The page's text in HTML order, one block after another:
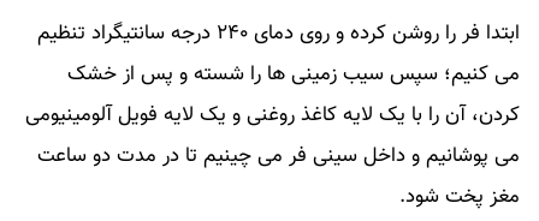
ابتدا فر را روشن کرده و روی دمای ۲۴۰ درجه سانتیگراد تنظیم
می کنیم؛ سپس سیب زمینی ها را شسته و پس از خشک
کردن، آن را با یک لایه کاغذ روغنی و یک لایه فویل آلومینیومی
می پوشانیم و داخل سینی فر می چینیم تا در مدت دو ساعت
مغز پخت شود.